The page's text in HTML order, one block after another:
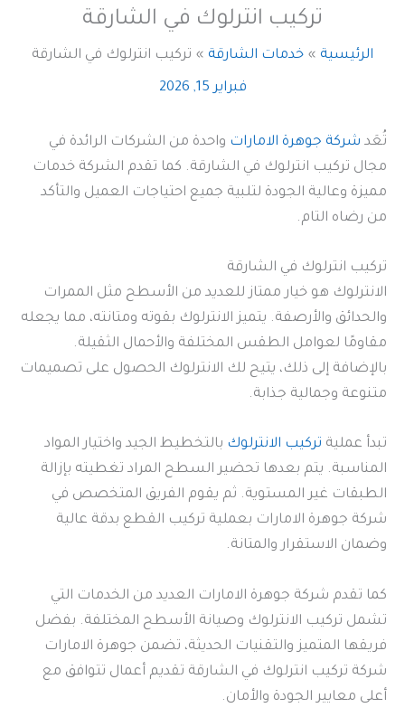
تركيب انترلوك في الشارقة
الرئيسية خدمات الشارقة تركيب انترلوك في الشارقة
فبراير 15, 2026
تُعَد شركة جوهرة الامارات واحدة من الشركات الرائدة في
مجال تركيب انترلوك في الشارقة. كما تقدم الشركة خدمات
مميزة وعالية الجودة لتلبية جميع احتياجات العميل والتأكد
من رضاه التام.
تركيب انترلوك في الشارقة
الانترلوك هو خيار ممتاز للعديد من الأسطح مثل الممرات
والحدائق والأرصفة. يتميز الانترلوك بقوته ومتانته، مما يجعله
مقاومًا لعوامل الطقس المختلفة والأحمال الثقيلة.
بالإضافة إلى ذلك، يتيح لك الانترلوك الحصول على تصميمات
متنوعة وجمالية جذابة.
تبدأ عملية تركيب الانترلوك بالتخطيط الجيد واختيار المواد
المناسبة. يتم بعدها تحضير السطح المراد تغطيته بإزالة
الطبقات غير المستوية. ثم يقوم الفريق المتخصص في
شركة جوهرة الامارات بعملية تركيب القطع بدقة عالية
وضمان الاستقرار والمتانة.
كما تقدم شركة جوهرة الامارات العديد من الخدمات التي
تشمل تركيب الانترلوك وصيانة الأسطح المختلفة. بفضل
فريقها المتميز والتقنيات الحديثة، تضمن جوهرة الامارات
شركة تركيب انترلوك في الشارقة تقديم أعمال تتوافق مع
أعلى معايير الجودة والأمان.